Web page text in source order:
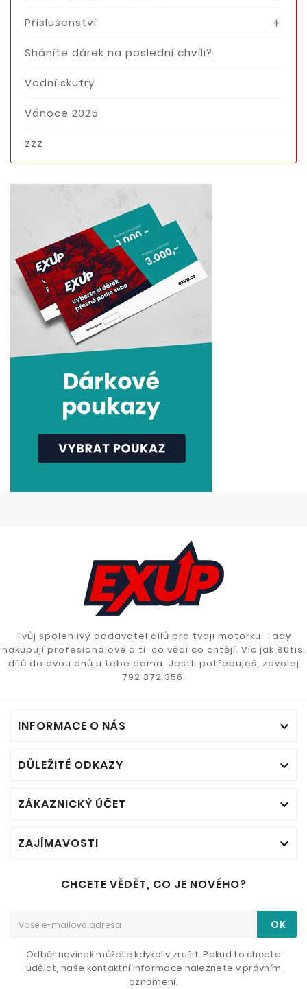
Příslušenství 
Sháníte dárek na poslední chvíli?
Vodní skutry
Vánoce 2025
zzz
Tvůj spolehlivý dodavatel dílů pro tvoji motorku. Tady
nakupují profesionálové a ti, co vědí co chtějí. Víc jak 80tis.
dílů do dvou dnů u tebe doma. Jestli potřebuješ, zavolej
792 372 356.
INFORMACE O NÁS 
DŮLEŽITÉ ODKAZY 
ZÁKAZNICKÝ ÚČET 
ZAJÍMAVOSTI 
CHCETE VĚDĚT, CO JE NOVÉHO?
OK
Odběr novinek můžete kdykoliv zrušit. Pokud to chcete
udělat, naše kontaktní informace naleznete v právním
oznámení.